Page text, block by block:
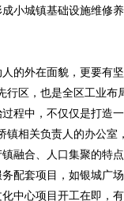
小城镇基础设施维修
外在面貌，更要有
区，也是全区工业布
程中，不仅仅是打造
镇相关负责人的办公
合、人口集聚的特
配套项目，如银城广
中心项目开工在即，